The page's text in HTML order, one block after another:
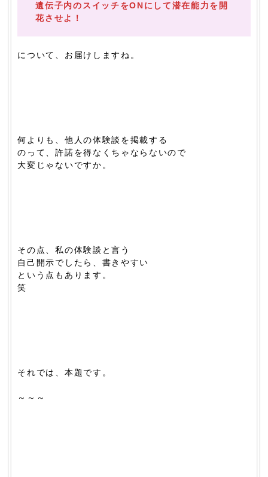
遺伝子内のスイッチをONにして潜在能力を開
花させよ！
について、お届けしますね。
何よりも、他人の体験談を掲載する
のって、許諾を得なくちゃならないので
大変じゃないですか。
その点、私の体験談と言う
自己開示でしたら、書きやすい
という点もあります。
笑
それでは、本題です。
～～～